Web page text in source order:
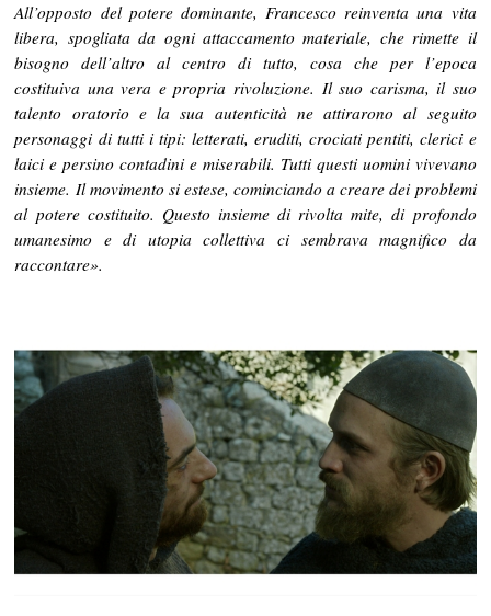
All’opposto del potere dominante, Francesco reinventa una vita
libera, spogliata da ogni attaccamento materiale, che rimette il
bisogno dell’altro al centro di tutto, cosa che per l’epoca
costituiva una vera e propria rivoluzione. Il suo carisma, il suo
talento oratorio e la sua autenticità ne attirarono al seguito
personaggi di tutti i tipi: letterati, eruditi, crociati pentiti, clerici e
laici e persino contadini e miserabili. Tutti questi uomini vivevano
insieme. Il movimento si estese, cominciando a creare dei problemi
al potere costituito. Questo insieme di rivolta mite, di profondo
umanesimo e di utopia collettiva ci sembrava magnifico da
raccontare».